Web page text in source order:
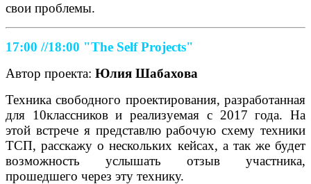
свои проблемы.
17:00 //18:00 "The Self Projects"
Автор проекта: Юлия Шабахова
Техника свободного проектирования, разработанная
для 10классников и реализуемая с 2017 года. На
этой встрече я представлю рабочую схему техники
ТСП, расскажу о нескольких кейсах, а так же будет
возможность услышать отзыв участника,
прошедшего через эту технику.